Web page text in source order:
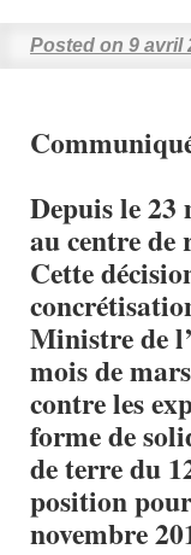
Posted on 9 avril
Depuis le 23
au centre de
Cette
Ministre de
mois de
contre les
forme de
de terre du
position
novembre